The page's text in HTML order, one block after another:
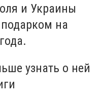
и Украины
на
узнать о ней